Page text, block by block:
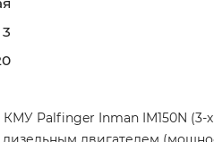
3
Palfinger Inman IM150N (3-